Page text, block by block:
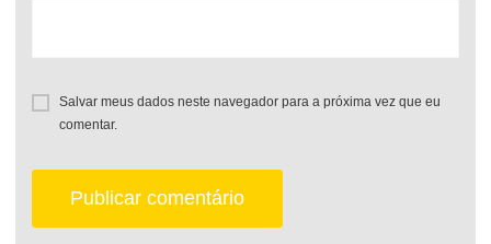
Salvar meus dados neste navegador para a próxima vez que eu
comentar.